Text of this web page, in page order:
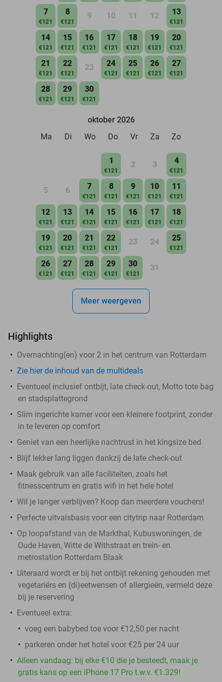
7
€121
8
€121
9 10 11 12 13
€121
14
€121
15
€121
16
€121
17
€121
18
€121
19
€121
20
€121
21
€121
22
€121
23 24
€121
25
€121
26
€121
27
€121
28
€121
29
€121
30
€121
oktober 2026
Ma
Di Wo Do Vr Za Zo
1
€121
2 3 4
€121
5 6 7
€121
8
€121
9
€121
10
€121
11
€121
12
€121
13
€121
14
€121
15
€121
16
€121
17
€121
18
€121
19
€121
20
€121
21
€121
22
€121
23 24 25
€121
26
€121
27
€121
28
€121
29
€121
30
€121
31
Meer weergeven
Highlights
Overnachting(en) voor 2 in het centrum van Rotterdam
Zie hier de inhoud van de multideals
Eventueel inclusief ontbijt, late check-out, Motto tote bag
en stadsplattegrond
Slim ingerichte kamer voor een kleinere footprint, zonder
in te leveren op comfort
Geniet van een heerlijke nachtrust in het kingsize bed
Blijf lekker lang liggen dankzij de late check-out
Maak gebruik van alle faciliteiten, zoals het
fitnesscentrum en gratis wifi in het hele hotel
Wil je langer verblijven? Koop dan meerdere vouchers!
Perfecte uitvalsbasis voor een citytrip naar Rotterdam
Op loopafstand van de Markthal, Kubuswoningen, de
Oude Haven, Witte de Withstraat en trein- en
metrostation Rotterdam Blaak
Uiteraard wordt er bij het ontbijt rekening gehouden met
vegetariërs en (di)eetwensen of allergieën, vermeld deze
bij je reservering
Eventueel extra:
voeg een babybed toe voor €12,50 per nacht
parkeren onder het hotel voor €25 per 24 uur
Alleen vandaag: bij elke €10 die je besteedt, maak je
gratis kans op een iPhone 17 Pro t.w.v. €1.329!